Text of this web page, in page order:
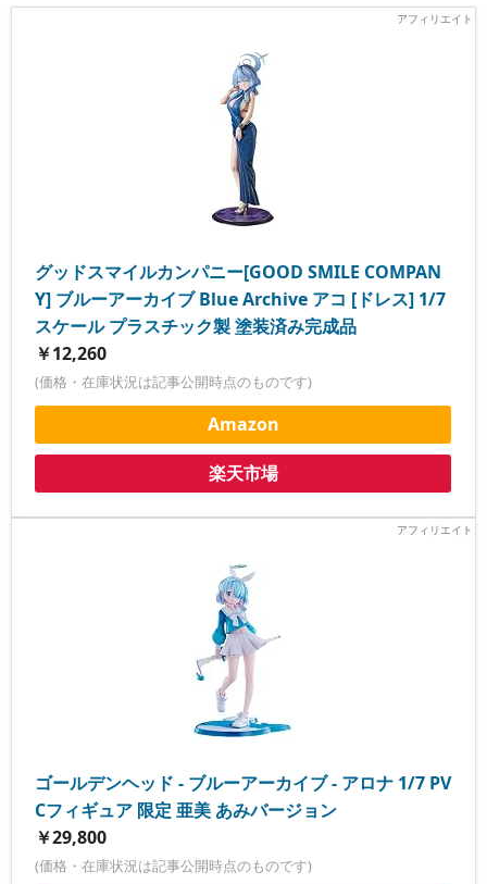
グッドスマイルカンパニー[GOOD SMILE COMPAN
Y] ブルーアーカイブ Blue Archive アコ [ドレス] 1/7
スケール プラスチック製 塗装済み完成品
￥12,260
(価格・在庫状況は記事公開時点のものです)
Amazon
楽天市場
ゴールデンヘッド - ブルーアーカイブ - アロナ 1/7 PV
Cフィギュア 限定 亜美 あみバージョン
￥29,800
(価格・在庫状況は記事公開時点のものです)